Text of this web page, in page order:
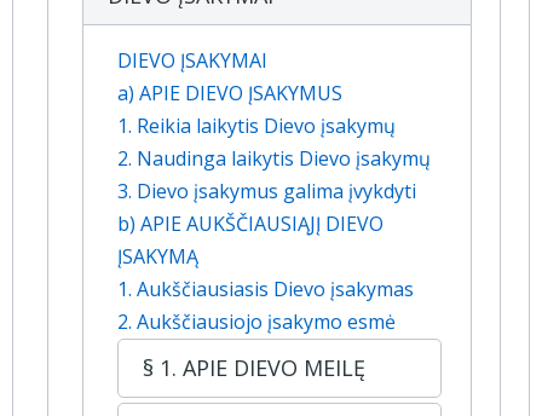
DIEVO ĮSAKYMAI
a) APIE DIEVO ĮSAKYMUS
1. Reikia laikytis Dievo įsakymų
2. Naudinga laikytis Dievo įsakymų
3. Dievo įsakymus galima įvykdyti
b) APIE AUKŠČIAUSIĄJĮ DIEVO
ĮSAKYMĄ
1. Aukščiausiasis Dievo įsakymas
2. Aukščiausiojo įsakymo esmė
§ 1. APIE DIEVO MEILĘ